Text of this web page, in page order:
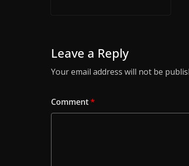
Leave a Reply
Your email address will not be
Comment*